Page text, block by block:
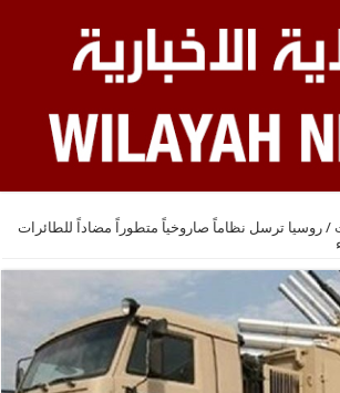
/ روسيا ترسل نظاماً صاروخياً متطوراً مضاداً للطائرات